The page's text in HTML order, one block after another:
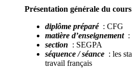
Présentation générale du cours
diplôme préparé : CFG
matière d’enseignement :
section : SEGPA
séquence / séance : les
travail français